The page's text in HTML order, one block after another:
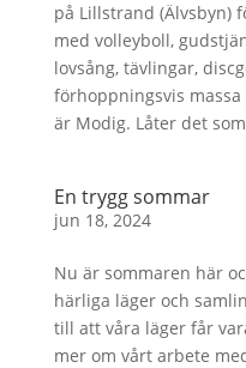
på Lillstrand (Älvsbyn)
med volleyboll,
lovsång, tävlingar,
förhoppningsvis
är Modig. Låter det
En trygg sommar
jun 18, 2024
Nu är sommaren här
härliga läger och
till att våra läger får
mer om vårt arbete